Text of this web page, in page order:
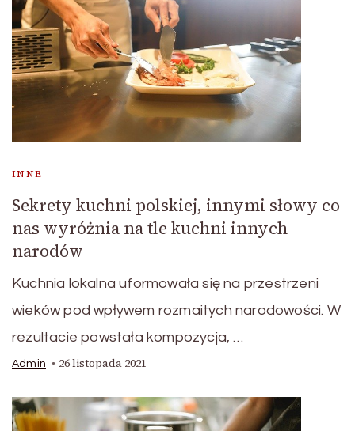
INNE
Sekrety kuchni polskiej, innymi słowy co
nas wyróżnia na tle kuchni innych
narodów
Kuchnia lokalna uformowała się na przestrzeni
wieków pod wpływem rozmaitych narodowości. W
rezultacie powstała kompozycja, …
Admin 26 listopada 2021